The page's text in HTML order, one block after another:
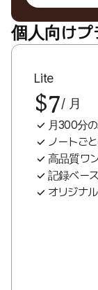
個人向けプ
Lite
$7/ 月
月300分
ノートご
高品質ワ
記録ベー
オリジナ